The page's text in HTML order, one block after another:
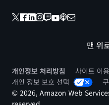
맨 위
개인정보 처리방침
사이트 이
개인 정보 보호 선택
© 2026, Amazon Web